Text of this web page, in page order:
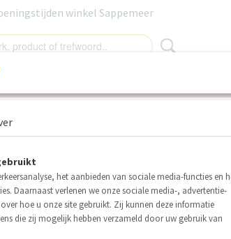
winkel Sappemeer
PU leather Pastel
€ 3,30
het aanbieden van sociale media-functies en
Daarnaast verlenen we onze sociale media-, advertentie-
hoe u onze site gebruikt. Zij kunnen deze informatie
die zij mogelijk hebben verzameld door uw gebruik van